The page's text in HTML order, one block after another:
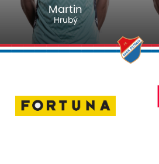
Martin
Hrubý